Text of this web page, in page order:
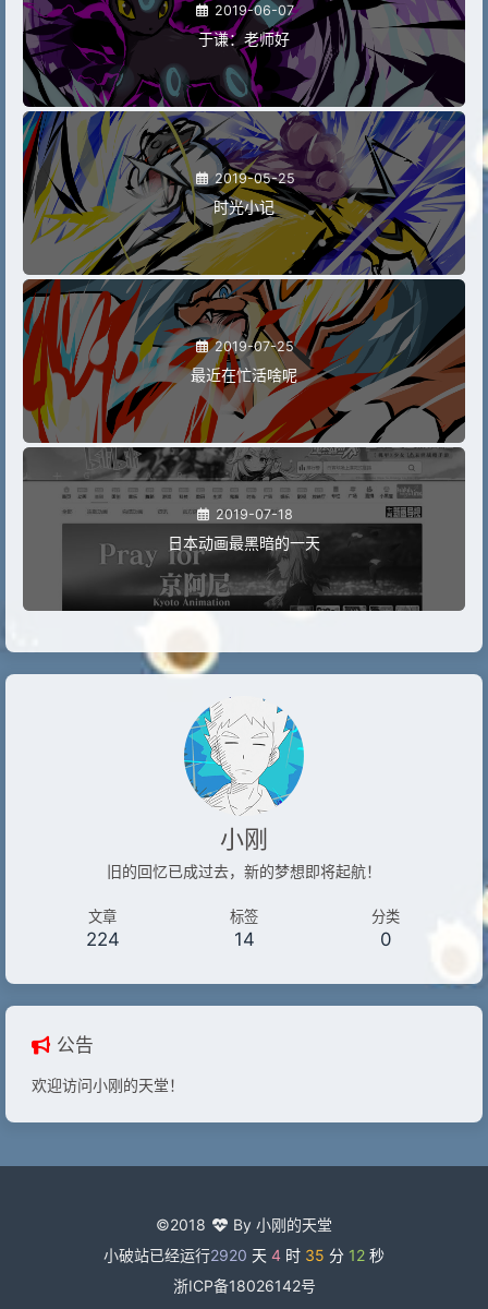
2019-06-07
于谦：老师好
2019-05-25
时光小记
2019-07-25
最近在忙活啥呢
2019-07-18
日本动画最黑暗的一天
小刚
旧的回忆已成过去，新的梦想即将起航！
文章
224
标签
14
分类
0
公告
欢迎访问小刚的天堂！
©2018
By 小刚的天堂
小破站已经运行2920 天 4时 35 分 13 秒
浙ICP备18026142号